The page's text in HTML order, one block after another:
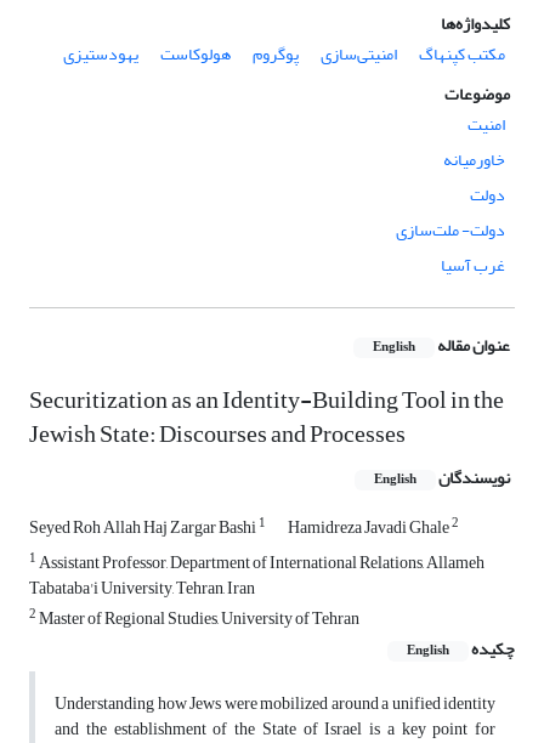
کلیدواژه‌ها
مکتب کپنهاگ
امنیتی‌سازی پوگروم هولوکاست
یهودستیزی
موضوعات
امنیت
خاورمیانه
دولت
دولت- ملت‌سازی
غرب آسیا
عنوان مقاله English
Securitization as an Identity-Building Tool in the
Jewish State: Discourses and Processes
نویسندگان English
Seyed Roh Allah Haj Zargar Bashi1 Hamidreza Javadi Ghale2
1Assistant Professor, Department of International Relations, Allameh
Tabataba'i University, Tehran, Iran
2Master of Regional Studies, University of Tehran
چکیده
English
Understanding how Jews were mobilized around a unified identity
and the establishment of the State of Israel is a key point for